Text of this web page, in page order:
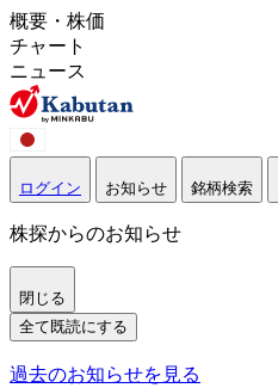
概要・株価
チャート
ニュース
ログイン お知らせ 銘柄検索
株探からのお知らせ
閉じる
全て既読にする
過去のお知らせを見る